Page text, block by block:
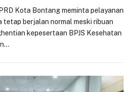
Kota Bontang meminta pelayanan
tetap berjalan normal meski ribuan
kepesertaan BPJS Kesehatan